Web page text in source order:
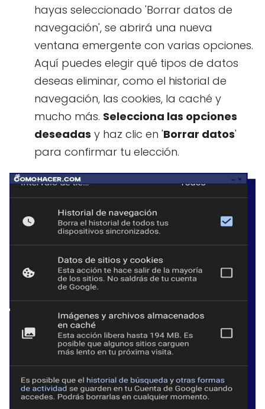
hayas seleccionado 'Borrar datos de
navegación', se abrirá una nueva
ventana emergente con varias opciones.
Aquí puedes elegir qué tipos de datos
deseas eliminar, como el historial de
navegación, las cookies, la caché y
mucho más. Selecciona las opciones
deseadas y haz clic en 'Borrar datos'
para confirmar tu elección.